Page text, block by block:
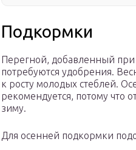
Подкормки
Перегной, добавленный при
потребуются удобрения.
к росту молодых стеблей.
рекомендуется, потому что
зиму.
Для осенней подкормки